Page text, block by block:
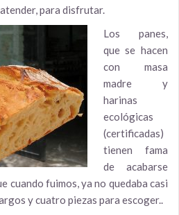
para disfrutar.
Los panes,
que se hacen
con masa
madre y
harinas
ecológicas
(certificadas)
tienen fama
de acabarse
cuando fuimos, ya no quedaba casi
y cuatro piezas para escoger..